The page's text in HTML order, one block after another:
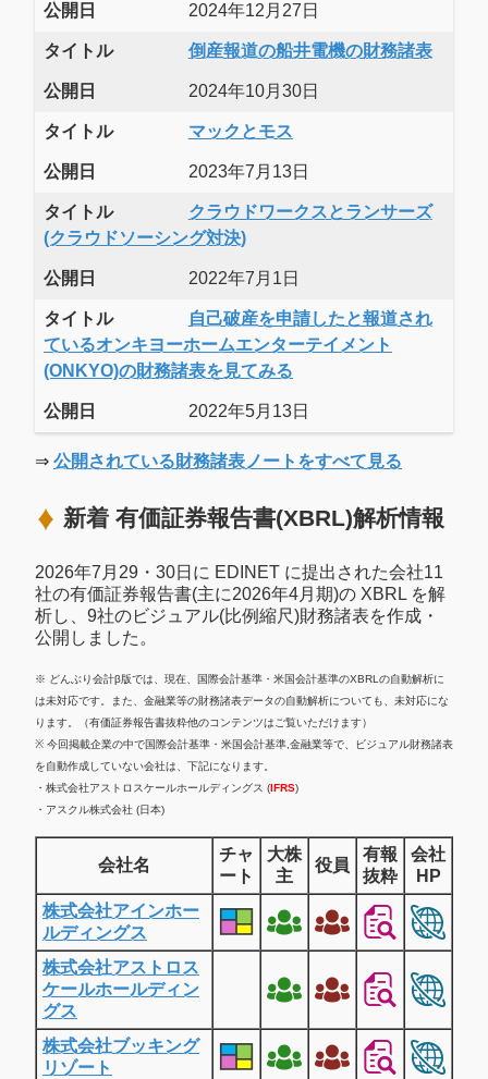
公開日 2024年12月27日
タイトル 倒産報道の船井電機の財務諸表
公開日 2024年10月30日
タイトル マックとモス
公開日 2023年7月13日
タイトル
クラウドワークスとランサーズ
(クラウドソーシング対決)
公開日 2022年7月1日
タイトル
自己破産を申請したと報道され
ているオンキヨーホームエンターテイメント
(ONKYO)の財務諸表を見てみる
公開日 2022年5月13日
⇒ 公開されている財務諸表ノートをすべて見る
新着 有価証券報告書(XBRL)解析情報
2026年7月29・30日に EDINET に提出された会社11
社の有価証券報告書(主に2026年4月期)の XBRL を解
析し、9社のビジュアル(比例縮尺)財務諸表を作成・
公開しました。
※ どんぶり会計β版では、現在、国際会計基準・米国会計基準のXBRLの自動解析に
は未対応です。また、金融業等の財務諸表データの自動解析についても、未対応にな
ります。（有価証券報告書抜粋他のコンテンツはご覧いただけます）
※ 今回掲載企業の中で国際会計基準・米国会計基準,金融業等で、ビジュアル財務諸表
を自動作成していない会社は、下記になります。
・株式会社アストロスケールホールディングス (IFRS)
・アスクル株式会社 (日本)
会社名
チャ
ート
大株
主
役員
有報
抜粋
会社
HP
株式会社アインホー
ルディングス
株式会社アストロス
ケールホールディン
グス
株式会社ブッキング
リゾート